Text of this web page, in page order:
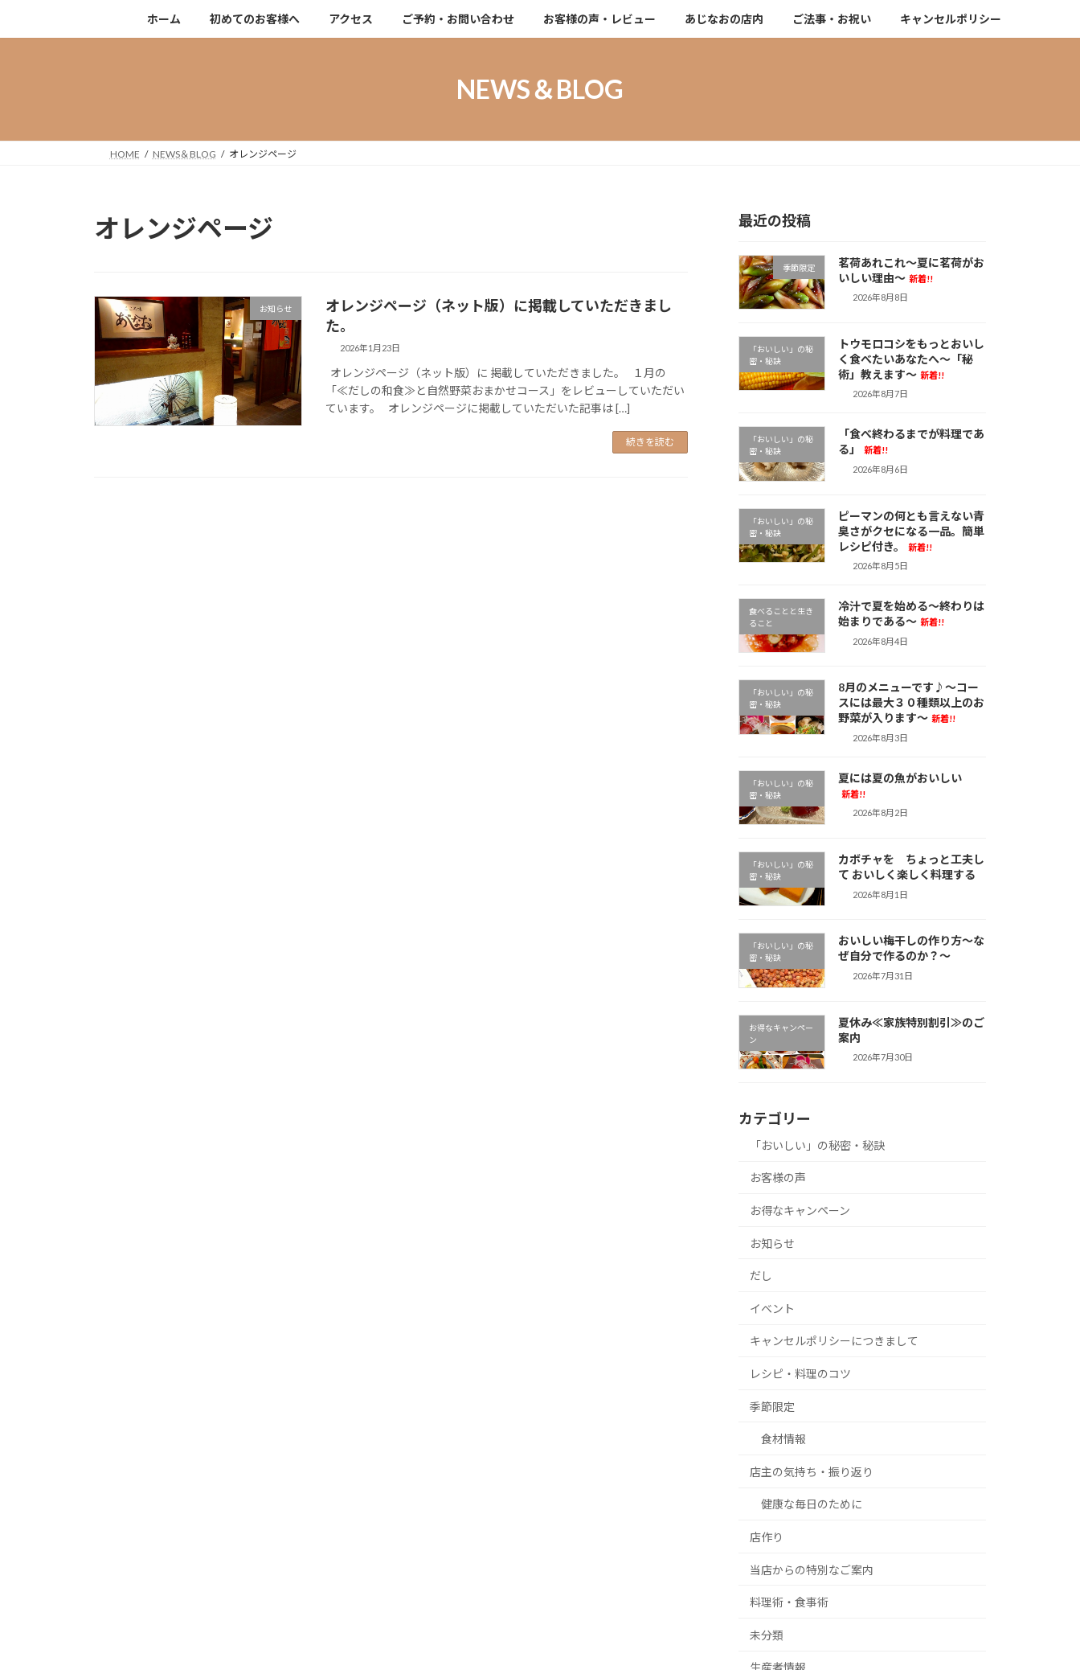
キ
に
ホーム 初めてのお客様へ アクセス ご予約・お問い合わせ お客様の声・レビュー あじなおの店内 ご法事・お祝い キャンセルポリシー
NEWS＆BLOG
HOME NEWS＆BLOG オレンジページ
オレンジページ
お知らせ
オレンジページ（ネット版）に掲載していただきまし
た。
2026年1月23日
オレンジページ（ネット版）に 掲載していただきました。 １月の
「≪だしの和食≫と自然野菜おまかせコース」をレビューしていただい
ています。 オレンジページに掲載していただいた記事は […]
続きを読む
最近の投稿
季節限定
茗荷あれこれ～夏に茗荷がお
いしい理由～ 新着!!
2026年8月8日
「おいしい」の秘
密・秘訣
トウモロコシをもっとおいし
く食べたいあなたへ～「秘
術」教えます～ 新着!!
2026年8月7日
「おいしい」の秘
密・秘訣
「食べ終わるまでが料理であ
る」
新着!!
2026年8月6日
「おいしい」の秘
密・秘訣
ピーマンの何とも言えない青
臭さがクセになる一品。簡単
レシピ付き。
新着!!
2026年8月5日
食べることと生き
ること
冷汁で夏を始める～終わりは
始まりである～ 新着!!
2026年8月4日
「おいしい」の秘
密・秘訣
8月のメニューです♪～コー
スには最大３０種類以上のお
野菜が入ります～ 新着!!
2026年8月3日
「おいしい」の秘
密・秘訣
夏には夏の魚がおいしい
新着!!
2026年8月2日
「おいしい」の秘
密・秘訣
カボチャを ちょっと工夫し
て おいしく楽しく料理する
2026年8月1日
「おいしい」の秘
密・秘訣
おいしい梅干しの作り方～な
ぜ自分で作るのか？～
2026年7月31日
お得なキャンペー
ン
夏休み≪家族特別割引≫のご
案内
2026年7月30日
カテゴリー
「おいしい」の秘密・秘訣
お客様の声
お得なキャンペーン
お知らせ
だし
イベント
キャンセルポリシーにつきまして
レシピ・料理のコツ
季節限定
食材情報
店主の気持ち・振り返り
健康な毎日のために
店作り
当店からの特別なご案内
料理術・食事術
未分類